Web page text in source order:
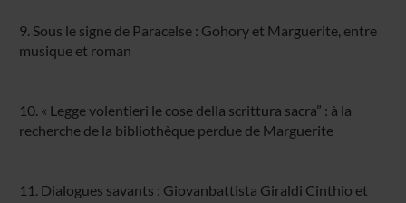
9. Sous le signe de Paracelse : Gohory et Marguerite, entre
musique et roman
10. « Legge volentieri le cose della scrittura sacra” : à la
recherche de la bibliothèque perdue de Marguerite
11. Dialogues savants : Giovanbattista Giraldi Cinthio et